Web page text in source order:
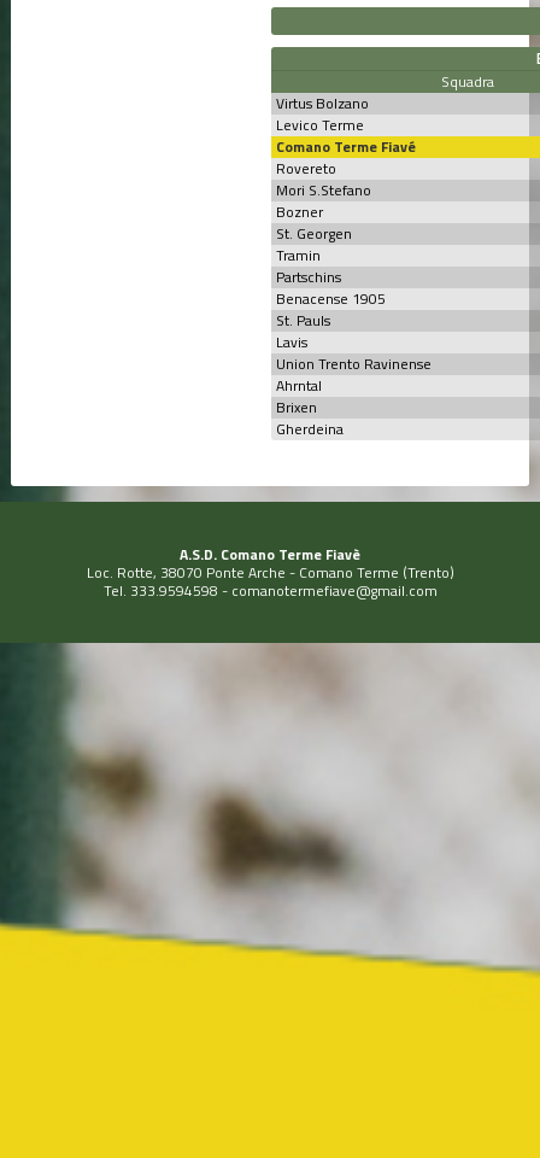
Squadra
Virtus Bolzano
Levico Terme
Comano Terme Fiavé
Rovereto
Mori S.Stefano
Bozner
St. Georgen
Tramin
Partschins
Benacense 1905
St. Pauls
Lavis
Union Trento Ravinense
Ahrntal
Brixen
Gherdeina
A.S.D. Comano Terme Fiavè
Loc. Rotte, 38070 Ponte Arche - Comano Terme (Trento)
Tel. 333.9594598 - comanotermefiave@gmail.com